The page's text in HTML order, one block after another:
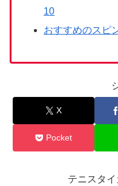
10
おすすめのスピ
X
Pocket
テニスタ